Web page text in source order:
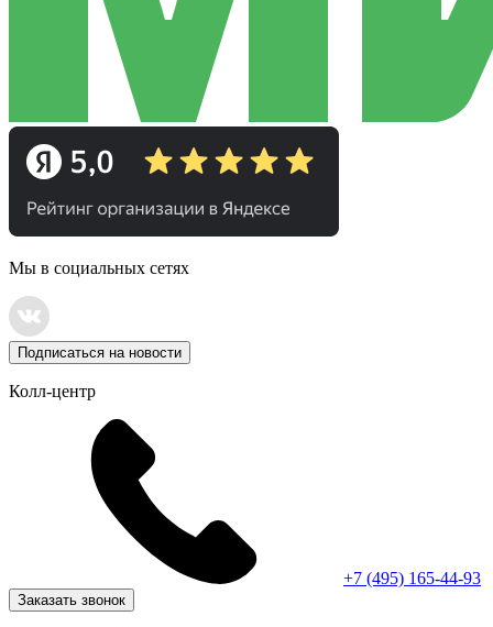
Мы в социальных сетях
Подписаться на новости
Колл-центр
+7 (495) 165-44-93
Заказать звонок